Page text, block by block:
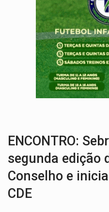
Publicação
RUA DAS
PEDIDO DE
ELEIÇÕES 2026:
Publicação
ENCONTRO:
segunda edição
Conselho e
CDE